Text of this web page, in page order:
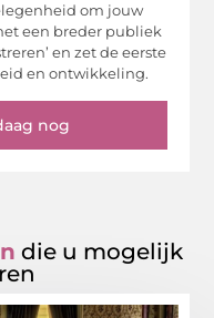
om jouw
een breder publiek
en zet de eerste
en ontwikkeling.
nog
die u mogelijk